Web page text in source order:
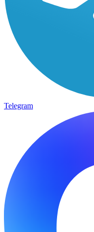
Telegram